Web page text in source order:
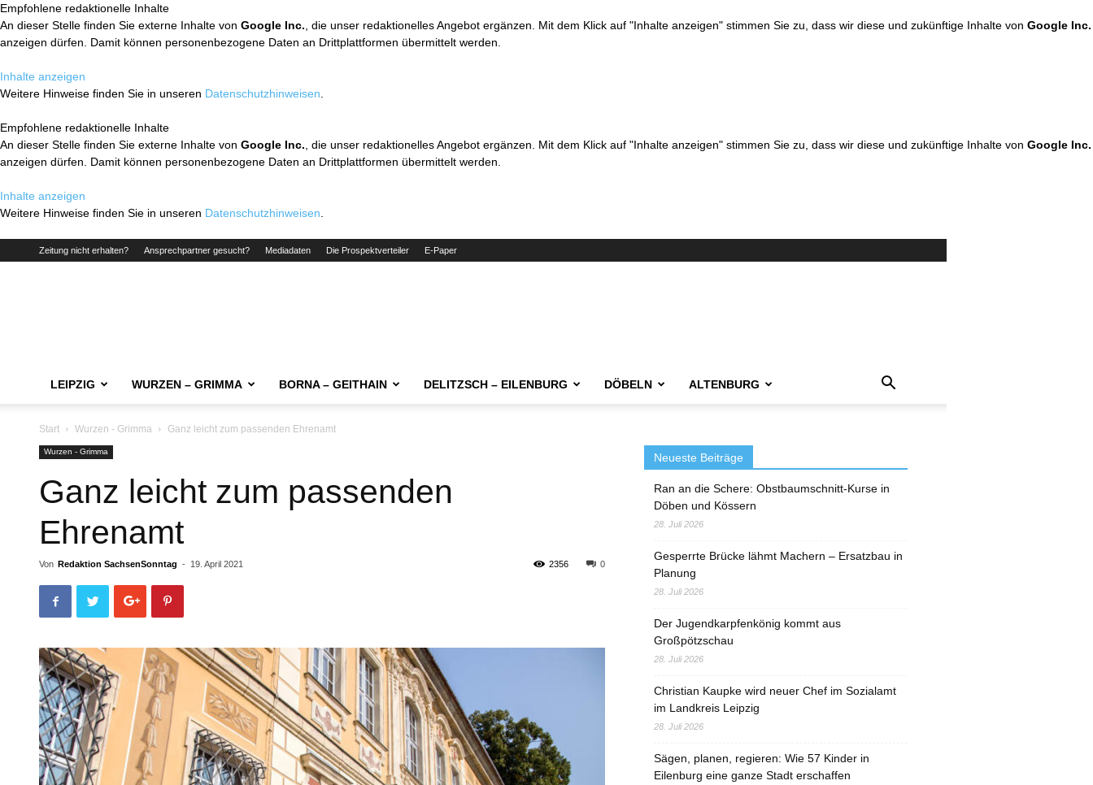
Empfohlene redaktionelle Inhalte
An dieser Stelle finden Sie externe Inhalte von Google Inc. , die unser redaktionelles Angebot ergänzen. Mit dem Klick auf "Inhalte anzeigen" stimmen Sie zu, dass wir diese und zukünftige Inhalte von Google Inc.
anzeigen dürfen. Damit können personenbezogene Daten an Drittplattformen übermittelt werden.
Inhalte anzeigen
Weitere Hinweise finden Sie in unseren Datenschutzhinweisen
Empfohlene redaktionelle Inhalte
An dieser Stelle finden Sie externe Inhalte von Google Inc. , die unser redaktionelles Angebot ergänzen. Mit dem Klick auf "Inhalte anzeigen" stimmen Sie zu, dass wir diese und zukünftige Inhalte von Google Inc.
anzeigen dürfen. Damit können personenbezogene Daten an Drittplattformen übermittelt werden.
Inhalte anzeigen
Weitere Hinweise finden Sie in unseren Datenschutzhinweisen
Zeitung nicht erhalten? Ansprechpartner gesucht? Mediadaten Die Prospektverteiler E-Paper
LEIPZIG WURZEN – GRIMMA BORNA – GEITHAIN DELITZSCH – EILENBURG DÖBELN ALTENBURG
Start Wurzen - Grimma Ganz leicht zum passenden Ehrenamt
Wurzen - Grimma
Ganz leicht zum passenden
Ehrenamt
Von Redaktion SachsenSonntag - 19. April 2021 0
2356
Neueste Beiträge
Ran an die Schere: Obstbaumschnitt-Kurse in
Döben und Kössern
28. Juli 2026
Gesperrte Brücke lähmt Machern – Ersatzbau in
Planung
28. Juli 2026
Der Jugendkarpfenkönig kommt aus
Großpötzschau
28. Juli 2026
Christian Kaupke wird neuer Chef im Sozialamt
im Landkreis Leipzig
28. Juli 2026
Sägen, planen, regieren: Wie 57 Kinder in
Eilenburg eine ganze Stadt erschaffen